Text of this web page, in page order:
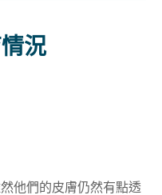
況
他們的皮膚仍然有點透